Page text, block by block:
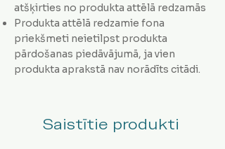
atšķirties no produkta attēlā redzamās
Produkta attēlā redzamie fona
priekšmeti neietilpst produkta
pārdošanas piedāvājumā, ja vien
produkta aprakstā nav norādīts citādi.
Saistītie produkti